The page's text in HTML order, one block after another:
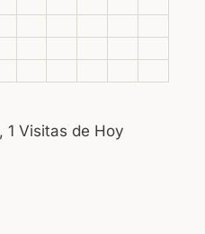
, 1 Visitas de Hoy